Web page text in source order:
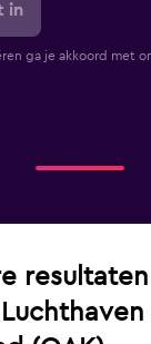
in
ga je akkoord met